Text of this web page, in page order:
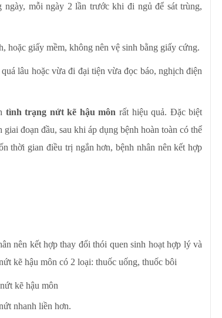
ngày, mỗi ngày 2 lần trước khi đi ngủ để sát trùng,
hoặc giấy mềm, không nên vệ sinh bằng giấy cứng.
lâu hoặc vừa đi đại tiện vừa đọc báo, nghịch điện
tình trạng nứt kẽ hậu mônrất hiệu quả. Đặc biệt
đoạn đầu, sau khi áp dụng bệnh hoàn toàn có thể
thời gian điều trị ngắn hơn, bệnh nhân nên kết hợp
nên kết hợp thay đổi thói quen sinh hoạt hợp lý và
kẽ hậu môn có 2 loại: thuốc uống, thuốc bôi
kẽ hậu môn
nhanh liền hơn.